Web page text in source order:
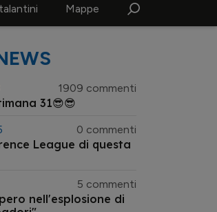
Mappe
1909 commenti
31😎😎
0 commenti
League di questa
5 commenti
nell'esplosione di